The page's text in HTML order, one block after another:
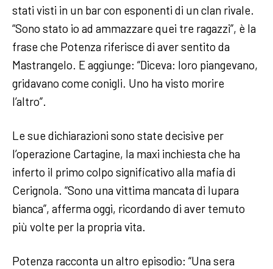
stati visti in un bar con esponenti di un clan rivale.
“Sono stato io ad ammazzare quei tre ragazzi”, è la
frase che Potenza riferisce di aver sentito da
Mastrangelo. E aggiunge: “Diceva: loro piangevano,
gridavano come conigli. Uno ha visto morire
l’altro”.
Le sue dichiarazioni sono state decisive per
l’operazione Cartagine, la maxi inchiesta che ha
inferto il primo colpo significativo alla mafia di
Cerignola. “Sono una vittima mancata di lupara
bianca”, afferma oggi, ricordando di aver temuto
più volte per la propria vita.
Potenza racconta un altro episodio: “Una sera